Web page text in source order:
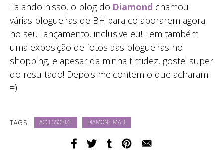
Falando nisso, o blog do Diamond chamou
várias blogueiras de BH para colaborarem agora
no seu lançamento, inclusive eu! Tem também
uma exposição de fotos das blogueiras no
shopping, e apesar da minha timidez, gostei super
do resultado! Depois me contem o que acharam
=)
TAGS: ACCESSORIZE DIAMOND MALL